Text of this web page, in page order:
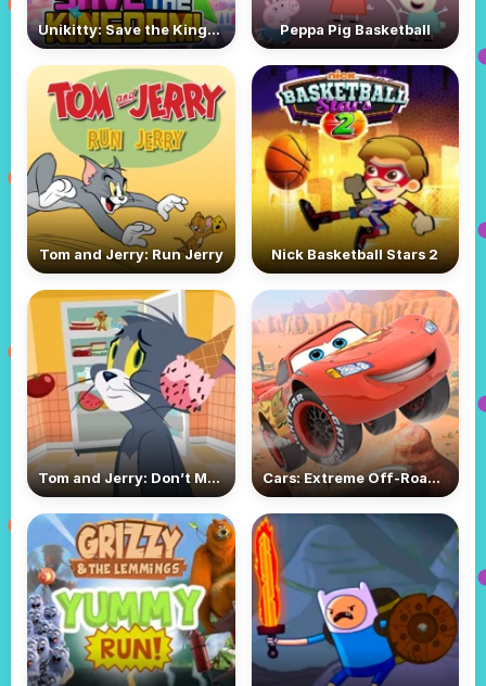
Unikitty: Save the Kingdom Peppa Pig Basketball
Tom and Jerry: Run Jerry Nick Basketball Stars 2
Tom and Jerry: Don’t Make a Mess Cars: Extreme Off-Road Rush